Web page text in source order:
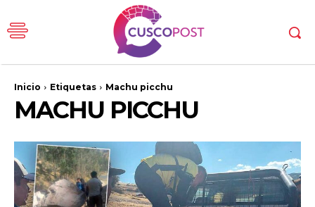
Inicio Etiquetas Machu picchu
MACHU PICCHU